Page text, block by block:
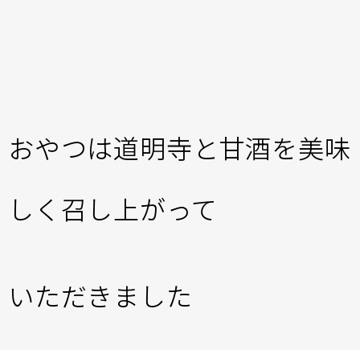
おやつは道明寺と甘酒を美味
しく召し上がって
いただきました